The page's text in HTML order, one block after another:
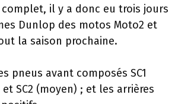
il y a donc eu trois jours
Dunlop des motos Moto2 et
la saison prochaine.
pneus avant composés SC1
SC2 (moyen) ; et les arrières